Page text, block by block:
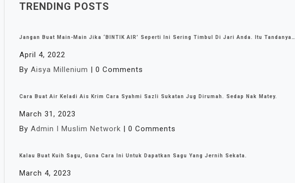
TRENDING POSTS
Jangan Buat Main-Main Jika ‘BINTIK AIR’ Seperti Ini Sering Timbul Di Jari Anda. Itu Tandanya…
April 4, 2022
By Aisya Millenium 0 Comments
Cara Buat Air Keladi Ais Krim Cara Syahmi Sazli Sukatan Jug Dirumah. Sedap Nak Matey.
March 31, 2023
By Admin I Muslim Network 0 Comments
Kalau Buat Kuih Sagu, Guna Cara Ini Untuk Dapatkan Sagu Yang Jernih Sekata.
March 4, 2023